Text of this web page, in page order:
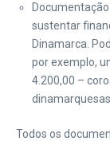
sustentar
Dinamarca.
por exemplo,
4.200,00 –
Todos os